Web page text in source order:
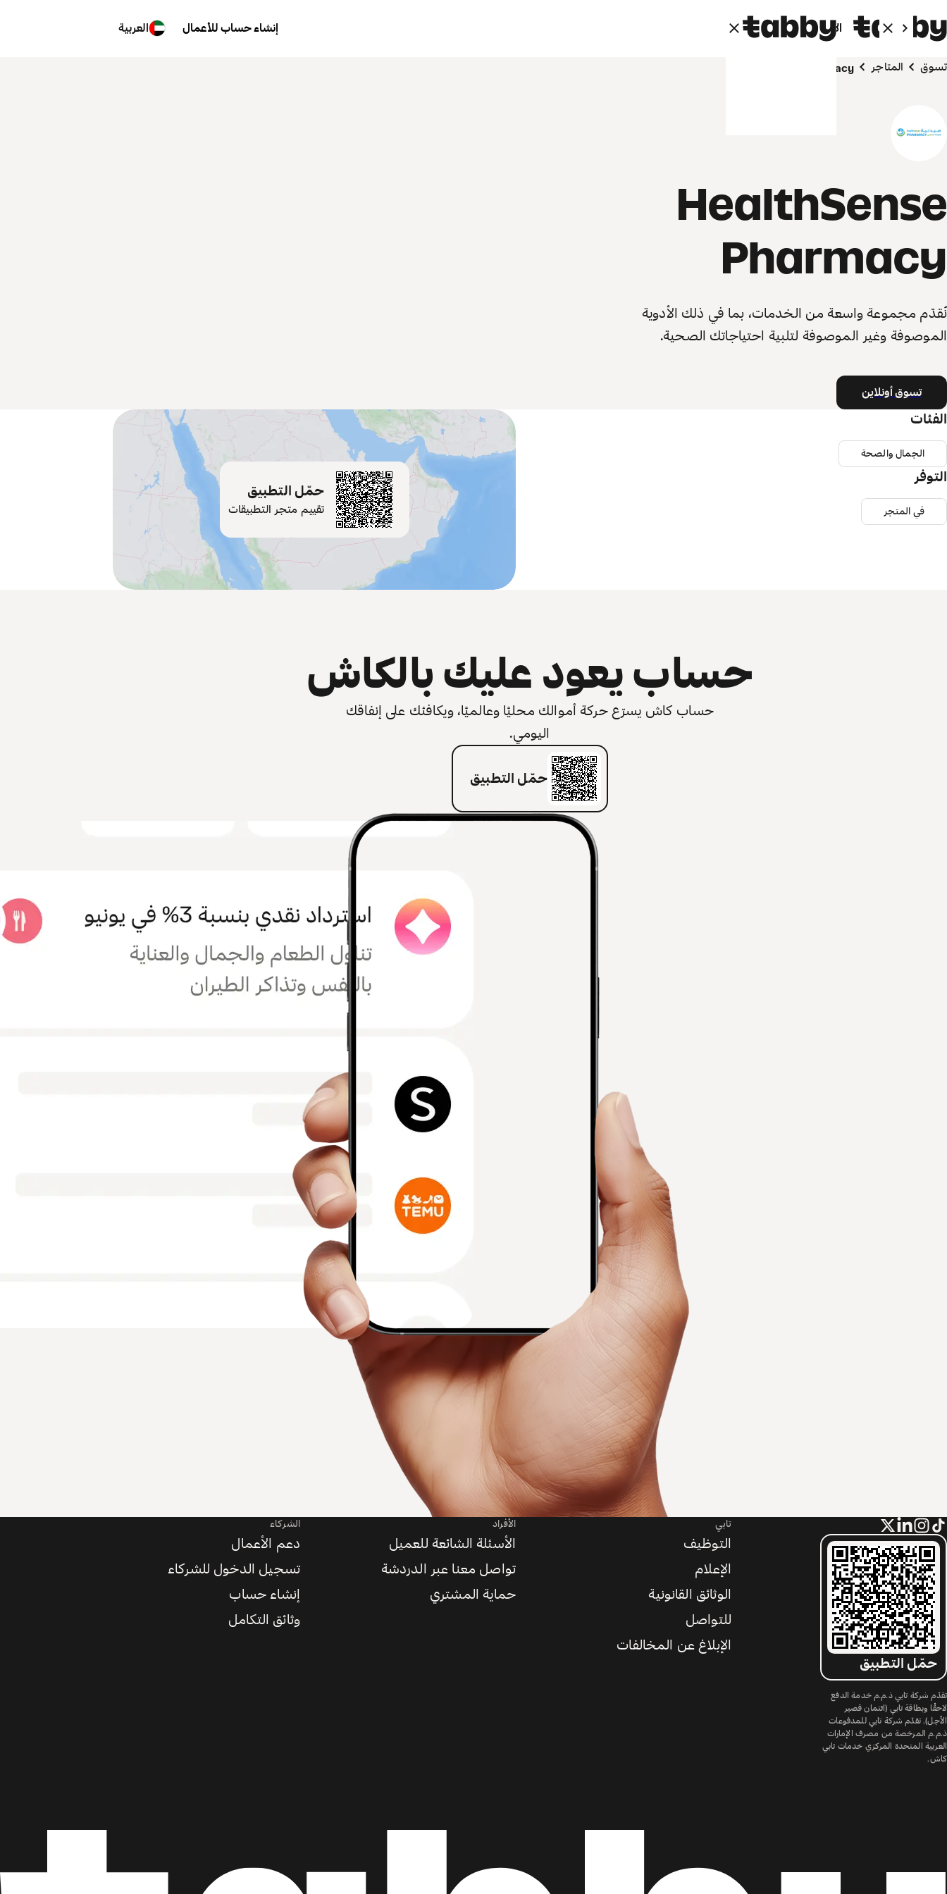
الأفراد الشركاء إنشاء حساب للأعمال العربية
تسوق المتاجر HealthSense Pharmacy
HealthSense
Pharmacy
نُقدّم مجموعة واسعة من الخدمات، بما في ذلك الأدوية
الموصوفة وغير الموصوفة لتلبية احتياجاتك الصحية.
تسوق أونلاين
حمّل التطبيق
تقييم متجر التطبيقات
الفئات
الجمال والصحة
التوفر
في المتجر
حساب يعود عليك بالكاش
حساب كاش يسرّع حركة أموالك محليًا وعالميًا، ويكافئك على إنفاقك
اليومي.
حمّل التطبيق
حمّل التطبيق
تقدّم شركة تابي ذ.م.م خدمة الدفع
لاحقًا وبطاقة تابي (ائتمان قصير
الأجل). تقدّم شركة تابي للمدفوعات
ذ.م.م المرخصة من مصرف الإمارات
العربية المتحدة المركزي خدمات تابي
كاش.
تابي
التوظيف
الإعلام
الوثائق القانونية
للتواصل
الإبلاغ عن المخالفات
الأفراد
الأسئلة الشائعة للعميل
تواصل معنا عبر الدردشة
حماية المشتري
الشركاء
دعم الأعمال
تسجيل الدخول للشركاء
إنشاء حساب
وثائق التكامل